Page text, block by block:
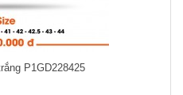
P1GD228425